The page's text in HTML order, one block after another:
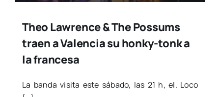
Theo Lawrence & The Possums
traen a Valencia su honky-tonk a
la francesa
La ban­da visi­ta este sába­do, las 21 h, el. Loco